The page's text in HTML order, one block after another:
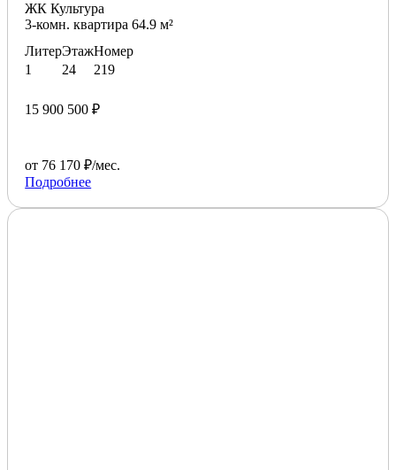
ЖК Культура
3-комн. квартира 64.9 м²
Литер
1
Этаж
24
Номер
219
15 900 500 ₽
от 76 170 ₽/мес.
Подробнее